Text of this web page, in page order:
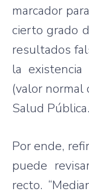
marcador
cierto grado
resultados
la
(valor normal
Salud Pública.
Por ende,
puede
recto.